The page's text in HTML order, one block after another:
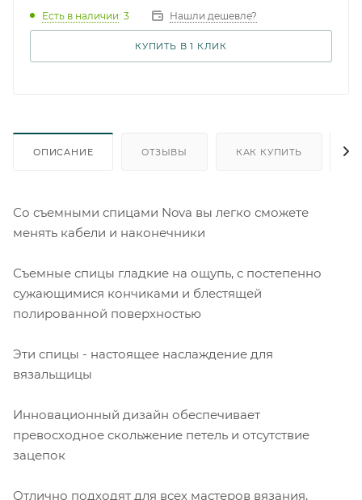
Есть в наличии: 3 Нашли дешевле?
КУПИТЬ В 1 КЛИК
ОПИСАНИЕ ОТЗЫВЫ КАК КУПИТЬ
Со съемными спицами Nova вы легко сможете
менять кабели и наконечники
Съемные спицы гладкие на ощупь, с постепенно
сужающимися кончиками и блестящей
полированной поверхностью
Эти спицы - настоящее наслаждение для
вязальщицы
Инновационный дизайн обеспечивает
превосходное скольжение петель и отсутствие
зацепок
Отлично подходят для всех мастеров вязания,